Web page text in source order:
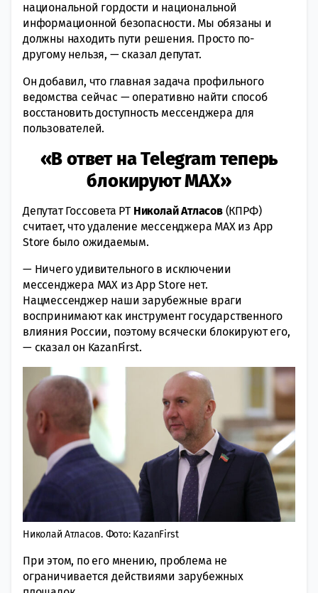
национальной гордости и национальной
информационной безопасности. Мы обязаны и
должны находить пути решения. Просто по-
другому нельзя, — сказал депутат.
Он добавил, что главная задача профильного
ведомства сейчас — оперативно найти способ
восстановить доступность мессенджера для
пользователей.
«В ответ на Telegram теперь
блокируют МАХ»
Депутат Госсовета РТ Николай Атласов(КПРФ)
считает, что удаление мессенджера MAX из App
Store было ожидаемым.
— Ничего удивительного в исключении
мессенджера MAX из App Store нет.
Нацмессенджер наши зарубежные враги
воспринимают как инструмент государственного
влияния России, поэтому всячески блокируют его,
— сказал он KazanFirst.
Николай Атласов. Фото: KazanFirst
При этом, по его мнению, проблема не
ограничивается действиями зарубежных